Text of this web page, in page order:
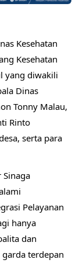
Kesehatan
Kesehatan
yang diwakili
Dinas
Tonny Malau,
Rinto
serta para
Sinaga
Pelayanan
hanya
dan
terdepan